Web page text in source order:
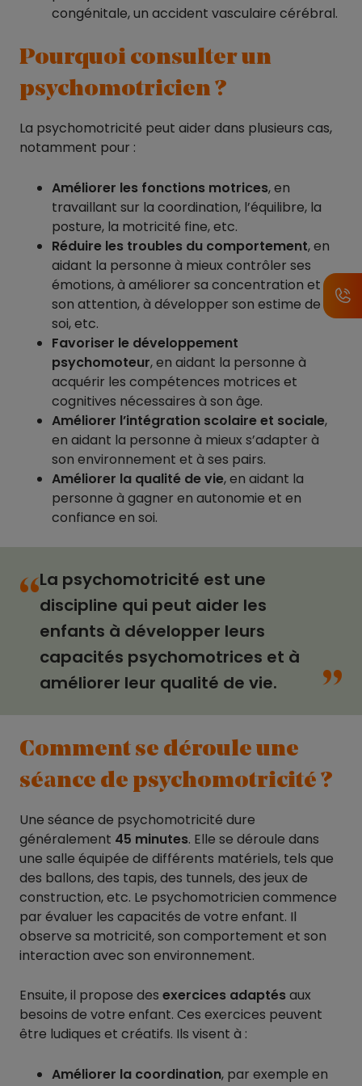
congénitale, un accident vasculaire cérébral.
Pourquoi consulter un
psychomotricien ?
La psychomotricité peut aider dans plusieurs cas,
notamment pour :
Améliorer les fonctions motrices, en
travaillant sur la coordination, l’équilibre, la
posture, la motricité fine, etc.
Réduire les troubles du comportement, en
aidant la personne à mieux contrôler ses
émotions, à améliorer sa concentration et
son attention, à développer son estime de
soi, etc.
Favoriser le développement
psychomoteur, en aidant la personne à
acquérir les compétences motrices et
cognitives nécessaires à son âge.
Améliorer l’intégration scolaire et sociale,
en aidant la personne à mieux s’adapter à
son environnement et à ses pairs.
Améliorer la qualité de vie, en aidant la
personne à gagner en autonomie et en
confiance en soi.
“La psychomotricité est une
discipline qui peut aider les
enfants à développer leurs
capacités psychomotrices et à
améliorer leur qualité de vie.
“
Comment se déroule une
séance de psychomotricité ?
Une séance de psychomotricité dure
généralement 45 minutes. Elle se déroule dans
une salle équipée de différents matériels, tels que
des ballons, des tapis, des tunnels, des jeux de
construction, etc. Le psychomotricien commence
par évaluer les capacités de votre enfant. Il
observe sa motricité, son comportement et son
interaction avec son environnement.
Ensuite, il propose des exercices adaptésaux
besoins de votre enfant. Ces exercices peuvent
être ludiques et créatifs. Ils visent à :
Améliorer la coordination, par exemple en